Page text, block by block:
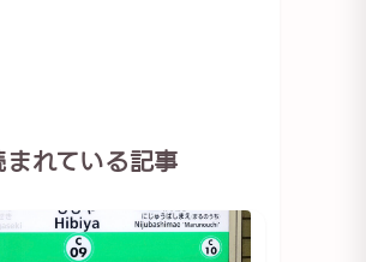
まれている記事